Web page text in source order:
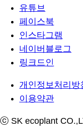
유튜브
페이스북
인스타그램
네이버블로그
링크드인
개인정보처리방
이용약관
ⓒ SK ecoplant